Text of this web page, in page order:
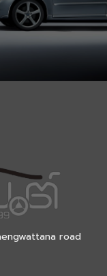
road